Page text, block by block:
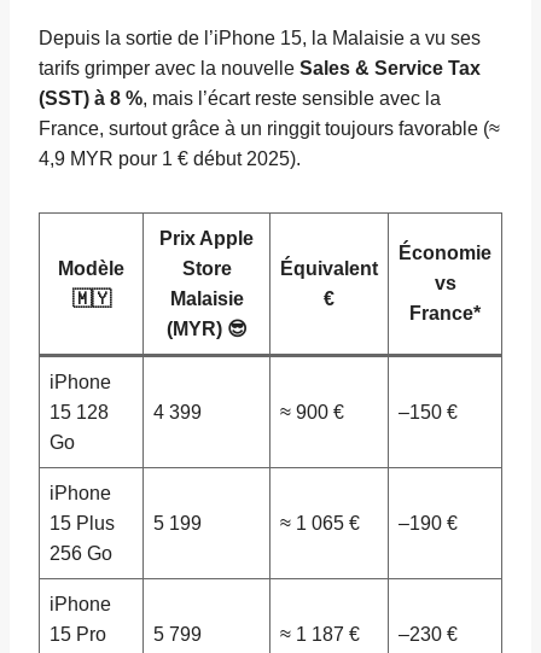
Depuis la sortie de l’iPhone 15, la Malaisie a vu ses
tarifs grimper avec la nouvelle Sales & Service Tax
(SST) à 8 %, mais l’écart reste sensible avec la
France, surtout grâce à un ringgit toujours favorable (≈
4,9 MYR pour 1 € début 2025).
Modèle
🇲🇾
Prix Apple
Store
Malaisie
(MYR) 😎
Équivalent
€
Économie
vs
France*
iPhone
15 128
Go
4 399 ≈ 900 € –150 €
iPhone
15 Plus
256 Go
5 199 ≈ 1 065 € –190 €
iPhone
15 Pro
5 799 ≈ 1 187 € –230 €